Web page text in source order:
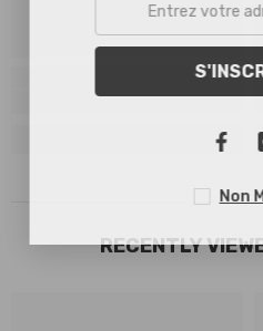
RECENTLY
Non